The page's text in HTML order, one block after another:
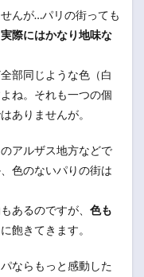
んが…パリの街っても
実際にはかなり地味な
部同じような色（白
ね。それも一つの個
ありませんが。
アルザス地方などで
色のないパりの街は
あるのですが、 色も
飽きてきます。
ならもっと感動した